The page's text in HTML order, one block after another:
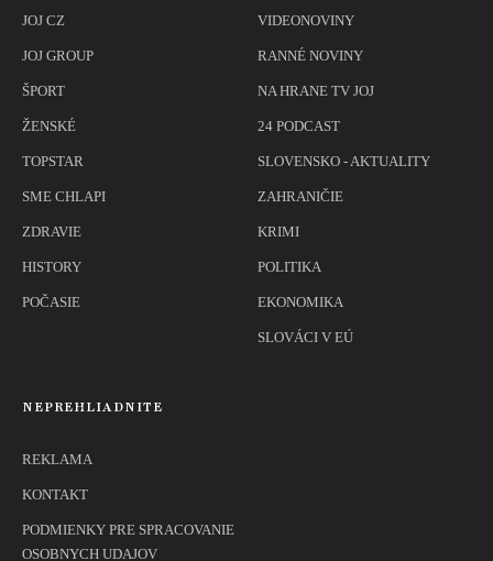
JOJ CZ
JOJ GROUP
ŠPORT
ŽENSKÉ
TOPSTAR
SME CHLAPI
ZDRAVIE
HISTORY
POČASIE
VIDEONOVINY
RANNÉ NOVINY
NA HRANE TV JOJ
24 PODCAST
SLOVENSKO - AKTUALITY
ZAHRANIČIE
KRIMI
POLITIKA
EKONOMIKA
SLOVÁCI V EÚ
NEPREHLIADNITE
REKLAMA
KONTAKT
PODMIENKY PRE SPRACOVANIE
OSOBNYCH UDAJOV